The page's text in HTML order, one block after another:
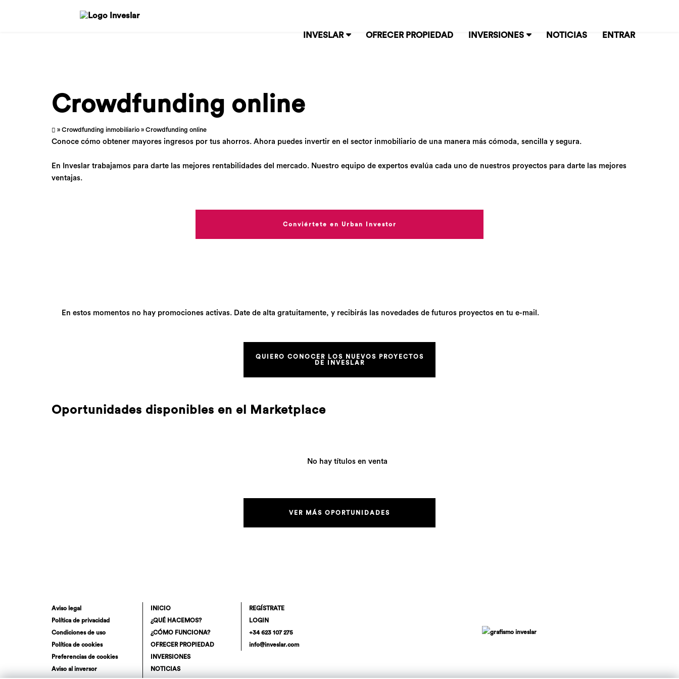
INVESLAR OFRECER PROPIEDAD INVERSIONES NOTICIAS ENTRAR
Crowdfunding online
» Crowdfunding inmobiliario » Crowdfunding online
Conoce cómo obtener mayores ingresos por tus ahorros. Ahora puedes invertir en el sector inmobiliario de una manera más cómoda, sencilla y segura.
En Inveslar trabajamos para darte las mejores rentabilidades del mercado. Nuestro equipo de expertos evalúa cada uno de nuestros proyectos para darte las mejores
ventajas.
Conviértete en Urban Investor
En estos momentos no hay promociones activas. Date de alta gratuitamente, y recibirás las novedades de futuros proyectos en tu e-mail.
QUIERO CONOCER LOS NUEVOS PROYECTOS
DE INVESLAR
Oportunidades disponibles en el Marketplace
No hay títulos en venta
VER MÁS OPORTUNIDADES
Aviso legal
Política de privacidad
Condiciones de uso
Política de cookies
Preferencias de cookies
Aviso al inversor
INICIO
¿QUÉ HACEMOS?
¿CÓMO FUNCIONA?
OFRECER PROPIEDAD
INVERSIONES
NOTICIAS
REGÍSTRATE
LOGIN
+34 623 107 275
info@inveslar.com